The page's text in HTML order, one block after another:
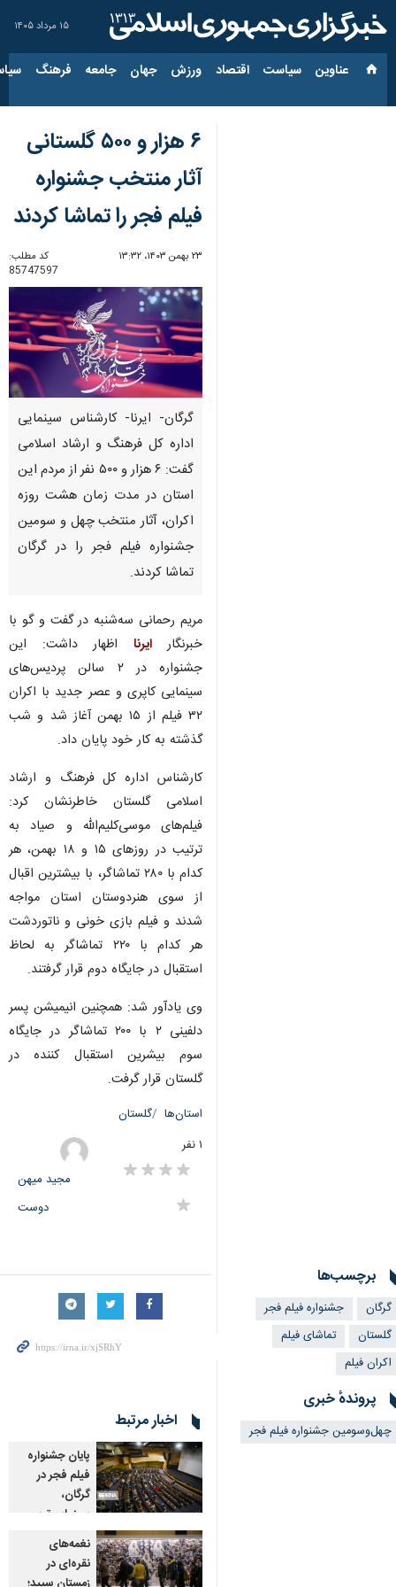
۱۵ مرداد ۱۴۰۵
عناوین‌ سیاست اقتصاد ورزش جهان جامعه فرهنگ
۶ هزار و ۵۰۰ گلستانی
آثار منتخب جشنواره
فیلم‌ فجر را تماشا کردند
۲۳ بهمن ۱۴۰۳، ۱۳:۳۲
کد مطلب:
85747597
گرگان- ایرنا- کارشناس سینمایی
اداره کل فرهنگ و ارشاد اسلامی
گفت: ۶ هزار و ۵۰۰ نفر از مردم این
استان در مدت زمان هشت روزه
اکران، آثار منتخب چهل و سومین
جشنواره فیلم فجر را در گرگان
تماشا کردند.
مریم رحمانی سه‌شنبه در گفت و گو با
خبرنگارایرنا اظهار داشت: این
جشنواره در ۲ سالن پردیس‌های
سینمایی کاپری و عصر جدید با اکران
۳۲ فیلم از ۱۵ بهمن آغاز شد و شب
گذشته به کار خود پایان داد.
کارشناس اداره کل فرهنگ و ارشاد
اسلامی گلستان خاطرنشان کرد:
فیلم‌های موسی‌کلیم‌الله و صیاد به
ترتیب در روزهای ۱۵ و ۱۸ بهمن، هر
کدام با ۲۸۰ تماشاگر، با بیشترین اقبال
از سوی هنردوستان استان مواجه
شدند و فیلم بازی خونی و ناتوردشت
هر کدام با ۲۲۰ تماشاگر به لحاظ
استقبال در جایگاه دوم قرار گرفتند.
وی یادآور شد: همچنین انیمیشن پسر
دلفینی ۲ با ۲۰۰ تماشاگر در جایگاه
سوم بیشرین استقبال کننده در
گلستان قرار گرفت.
استان‌ها
گلستان
۱ نفر
مجید میهن
دوست
برچسب‌ها
گرگان
جشنواره فیلم فجر
گلستان
تماشای فیلم
اکران فیلم
پروندهٔ خبری
چهل‌وسومین جشنواره فیلم فجر اخبار مرتبط
پایان جشنواره
فیلم فجر در
گرگان،
سینمایی‌ترین
زمستانی
گرگان- ایرنا- شهر
نغمه‌های
نقره‌ای در